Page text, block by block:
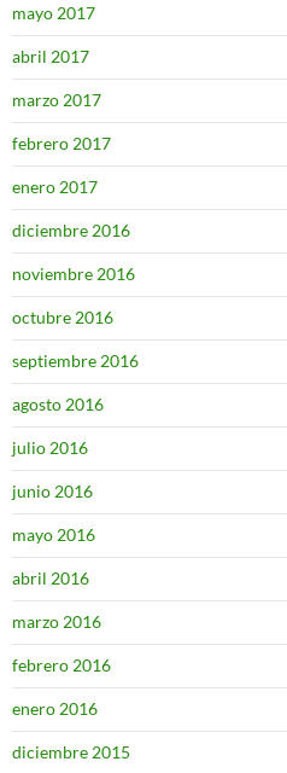
mayo 2017
abril 2017
marzo 2017
febrero 2017
enero 2017
diciembre 2016
noviembre 2016
octubre 2016
septiembre 2016
agosto 2016
julio 2016
junio 2016
mayo 2016
abril 2016
marzo 2016
febrero 2016
enero 2016
diciembre 2015